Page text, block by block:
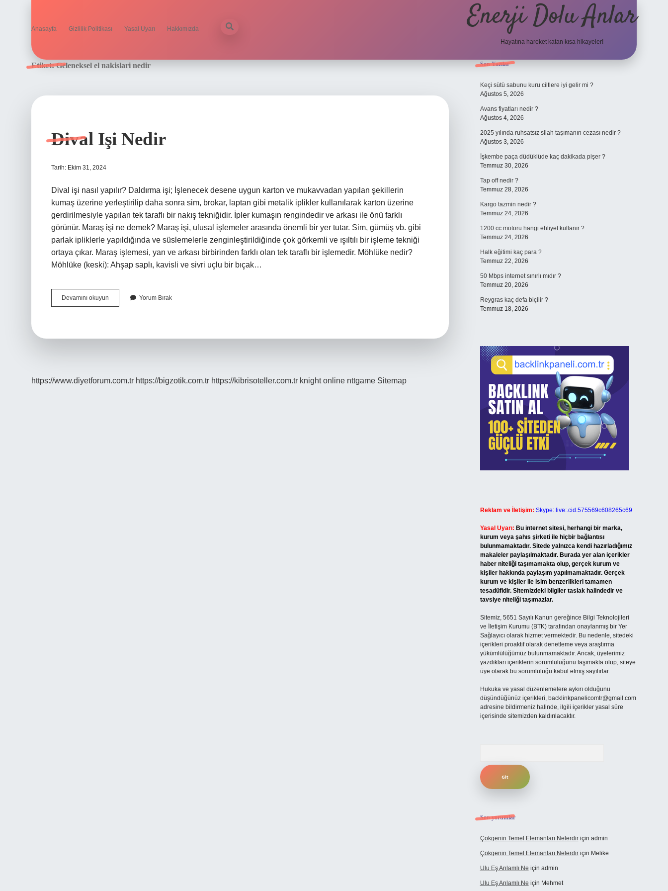
Anasayfa Gizlilik Politikası Yasal Uyarı Hakkımızda Enerji Dolu Anlar
Hayatına hareket katan kısa hikayeler!
Etiket:Geleneksel el nakislari nedir
Dival Işi Nedir
Tarih: Ekim 31, 2024
Dival işi nasıl yapılır? Daldırma işi; İşlenecek desene uygun karton ve mukavvadan yapılan şekillerin
kumaş üzerine yerleştirilip daha sonra sim, brokar, laptan gibi metalik iplikler kullanılarak karton üzerine
gerdirilmesiyle yapılan tek taraflı bir nakış tekniğidir. İpler kumaşın rengindedir ve arkası ile önü farklı
görünür. Maraş işi ne demek? Maraş işi, ulusal işlemeler arasında önemli bir yer tutar. Sim, gümüş vb. gibi
parlak ipliklerle yapıldığında ve süslemelerle zenginleştirildiğinde çok görkemli ve ışıltılı bir işleme tekniği
ortaya çıkar. Maraş işlemesi, yan ve arkası birbirinden farklı olan tek taraflı bir işlemedir. Möhlüke nedir?
Möhlüke (keski): Ahşap saplı, kavisli ve sivri uçlu bir bıçak…
Devamını okuyun
Işi
Yorum Bırak
https://www.diyetforum.com.tr https://bigzotik.com.tr https://kibrisoteller.com.tr knight online nttgame Sitemap
Sidebar
Son Yazılar
Keçi sütü sabunu kuru ciltlere iyi gelir mi ?
Ağustos 5, 2026
Avans fiyatları nedir ?
Ağustos 4, 2026
2025 yılında ruhsatsız silah taşımanın cezası nedir ?
Ağustos 3, 2026
İşkembe paça düdüklüde kaç dakikada pişer ?
Temmuz 30, 2026
Tap off nedir ?
Temmuz 28, 2026
Kargo tazmin nedir ?
Temmuz 24, 2026
1200 cc motoru hangi ehliyet kullanır ?
Temmuz 24, 2026
Halk eğitimi kaç para ?
Temmuz 22, 2026
50 Mbps internet sınırlı mıdır ?
Temmuz 20, 2026
Reygras kaç defa biçilir ?
Temmuz 18, 2026
Reklam ve İletişim: Skype: live:.cid.575569c608265c69
Yasal Uyarı: Bu internet sitesi, herhangi bir marka,
kurum veya şahıs şirketi ile hiçbir bağlantısı
bulunmamaktadır. Sitede yalnızca kendi hazırladığımız
makaleler paylaşılmaktadır. Burada yer alan içerikler
haber niteliği taşımamakta olup, gerçek kurum ve
kişiler hakkında paylaşım yapılmamaktadır. Gerçek
kurum ve kişiler ile isim benzerlikleri tamamen
tesadüfidir. Sitemizdeki bilgiler taslak halindedir ve
tavsiye niteliği taşımazlar.
Sitemiz, 5651 Sayılı Kanun gereğince Bilgi Teknolojileri
ve İletişim Kurumu (BTK) tarafından onaylanmış bir Yer
Sağlayıcı olarak hizmet vermektedir. Bu nedenle, sitedeki
içerikleri proaktif olarak denetleme veya araştırma
yükümlülüğümüz bulunmamaktadır. Ancak, üyelerimiz
yazdıkları içeriklerin sorumluluğunu taşımakta olup, siteye
üye olarak bu sorumluluğu kabul etmiş sayılırlar.
Hukuka ve yasal düzenlemelere aykırı olduğunu
düşündüğünüz içerikleri, backlinkpanelicomtr@gmail.com
adresine bildirmeniz halinde, ilgili içerikler yasal süre
içerisinde sitemizden kaldırılacaktır.
Son yorumlar
Çokgenin Temel Elemanları Nelerdiriçin admin
Çokgenin Temel Elemanları Nelerdiriçin Melike
Ulu Eş Anlamlı Ne için admin
Ulu Eş Anlamlı Ne için Mehmet